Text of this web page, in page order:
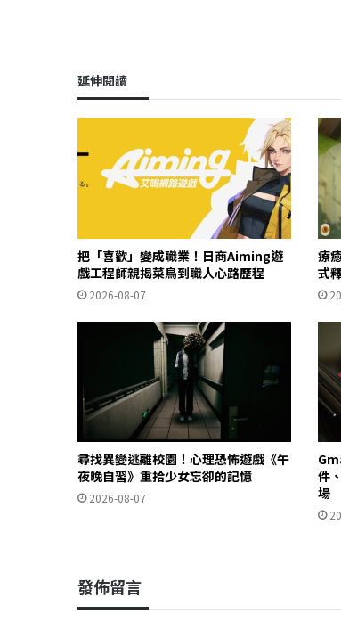
延伸閱讀
把「喜歡」變成職業！日商Aiming遊
戲工程師親揭菜鳥到職人心路歷程
2026-08-07
療
式
尋找異變逃離校園！心理恐怖遊戲《午
夜晚自習》重拾少女忘卻的記憶
2026-08-07
件
場
發佈留言